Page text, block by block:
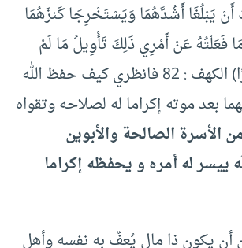
أَنْ يَبْلُغَا أَشُدَّهُمَا وَيَسْتَخْرِجَا كَنزَهُمَا
فَعَلْتُهُ عَنْ أَمْرِي ذَلِكَ تَأْوِيلُ مَا لَمْ
تَسْطِع عَّلَيْهِ صَبْرًا) الكهف : 82 فانظري كيف حفظ الله
بعد موته إكراما له لصلاحه وتقواه
الأسرة الصالحة والأبوين
ييسر له أمره و يحفظه إكراما
يكون ذا مال يُعفّ به نفسه وأهل